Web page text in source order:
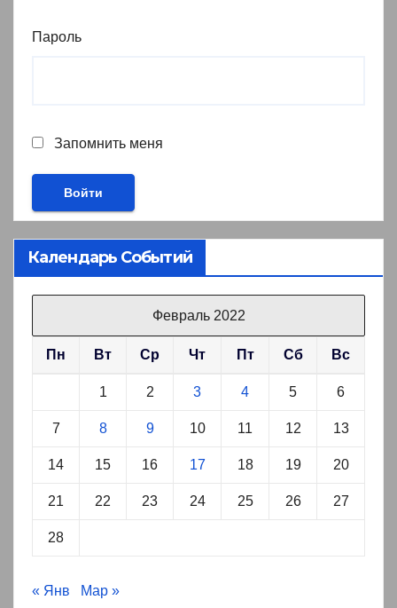
Пароль
Запомнить меня
Календарь Событий
Февраль 2022
Пн Вт Ср Чт Пт Сб Вс
1 2 3 4 5 6
7 8 9 10 11 12 13
14 15 16 17 18 19 20
21 22 23 24 25 26 27
28
« Янв Мар »